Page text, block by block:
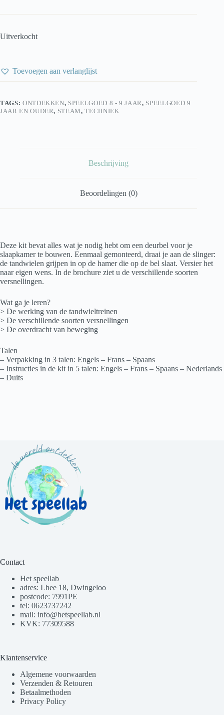
Uitverkocht
Toevoegen aan verlanglijst
TAGS: ONTDEKKEN, SPEELGOED 8 - 9 JAAR, SPEELGOED 9
JAAR EN OUDER, STEAM,TECHNIEK
Beschrijving
Beoordelingen (0)
Deze kit bevat alles wat je nodig hebt om een deurbel voor je
slaapkamer te bouwen. Eenmaal gemonteerd, draai je aan de slinger:
de tandwielen grijpen in op de hamer die op de bel slaat. Versier het
naar eigen wens. In de brochure ziet u de verschillende soorten
versnellingen.
Wat ga je leren?
> De werking van de tandwieltreinen
> De verschillende soorten versnellingen
> De overdracht van beweging
Talen
– Verpakking in 3 talen: Engels – Frans – Spaans
– Instructies in de kit in 5 talen: Engels – Frans – Spaans – Nederlands
– Duits
Contact
Het speellab
adres: Lhee 18, Dwingeloo
postcode: 7991PE
tel: 0623737242
mail: info@hetspeellab.nl
KVK: 77309588
Klantenservice
Algemene voorwaarden
Verzenden & Retouren
Betaalmethoden
Privacy Policy